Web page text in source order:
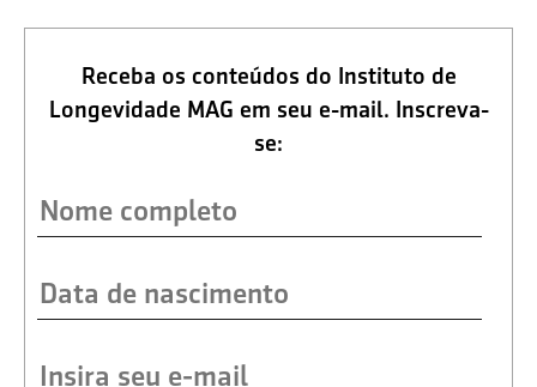
Receba os conteúdos do Instituto de
Longevidade MAG em seu e-mail. Inscreva-
se: